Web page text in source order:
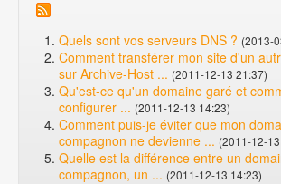
Quels sont vos serveurs DNS ? (2013-
Comment transférer mon site d'un
sur Archive-Host ... (2011-12-13 21:37)
Qu'est-ce qu'un domaine garé et
configurer ... (2011-12-13 14:23)
Comment puis-je éviter que mon
compagnon ne devienne ... (2011-12-
Quelle est la différence entre un
compagnon, un ... (2011-12-13 14:23)